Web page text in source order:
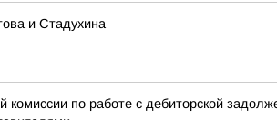
и Стадухина
по работе с дебиторской